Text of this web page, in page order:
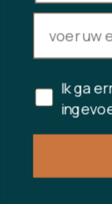
Copyright © 2024
Ik ga